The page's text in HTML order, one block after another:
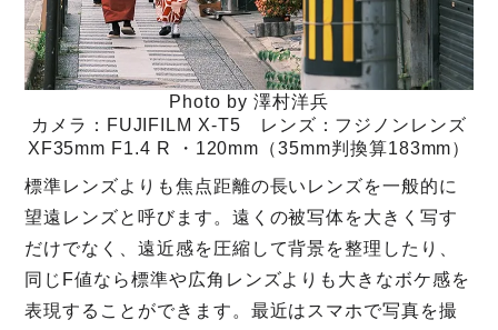
Photo by 澤村洋兵
カメラ：FUJIFILM X-T5 レンズ：フジノンレンズ
XF35mm F1.4 R ・120mm（35mm判換算183mm）
標準レンズよりも焦点距離の長いレンズを一般的に
望遠レンズと呼びます。遠くの被写体を大きく写す
だけでなく、遠近感を圧縮して背景を整理したり、
同じF値なら標準や広角レンズよりも大きなボケ感を
表現することができます。最近はスマホで写真を撮